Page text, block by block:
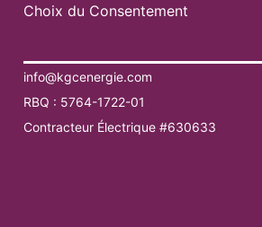
Choix du Consentement
info@kgcenergie.com
RBQ : 5764-1722-01
Contracteur Électrique #630633